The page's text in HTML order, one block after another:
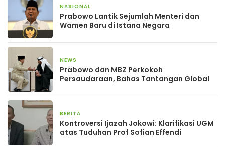
NASIONAL
Prabowo Lantik Sejumlah Menteri dan
Wamen Baru di Istana Negara
NEWS
Prabowo dan MBZ Perkokoh
Persaudaraan, Bahas Tantangan Global
BERITA
Kontroversi Ijazah Jokowi: Klarifikasi UGM
atas Tuduhan Prof Sofian Effendi